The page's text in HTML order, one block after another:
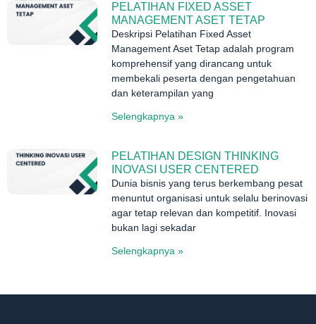
PELATIHAN FIXED ASSET
MANAGEMENT ASET TETAP
Deskripsi Pelatihan Fixed Asset
Management Aset Tetap adalah program
komprehensif yang dirancang untuk
membekali peserta dengan pengetahuan
dan keterampilan yang
Selengkapnya »
PELATIHAN DESIGN THINKING
INOVASI USER CENTERED
Dunia bisnis yang terus berkembang pesat
menuntut organisasi untuk selalu berinovasi
agar tetap relevan dan kompetitif. Inovasi
bukan lagi sekadar
Selengkapnya »